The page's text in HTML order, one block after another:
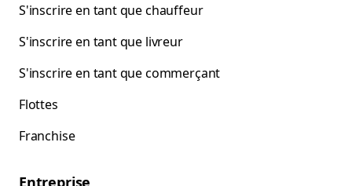
S'inscrire en tant que chauffeur
S'inscrire en tant que livreur
S'inscrire en tant que commerçant
Flottes
Franchise
Entreprise